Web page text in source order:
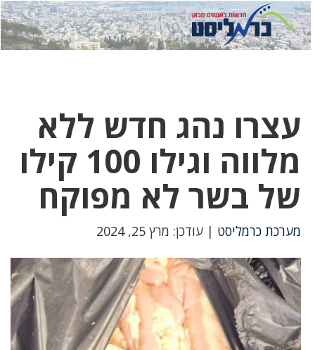
לחץ
כאן
לחץ
כדי
עצרו נהג חדש ללא
מלווה וגילו 100 קילו
של בשר לא מפוקח
מערכת כרמליסט | עודכן: מרץ 25, 2024